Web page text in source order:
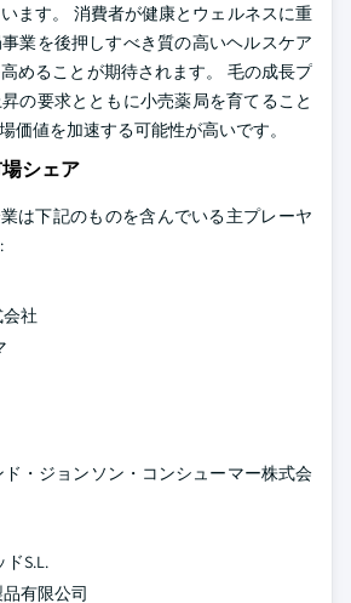
ます。 消費者が健康とウェルネスに重
業を後押しすべき質の高いヘルスケア
めることが期待されます。 毛の成長プ
の要求とともに小売薬局を育てること
価値を加速する可能性が高いです。
シェア
は下記のものを含んでいる主プレーヤ
社
・ジョンソン・コンシューマー株式会
S.L.
有限公司